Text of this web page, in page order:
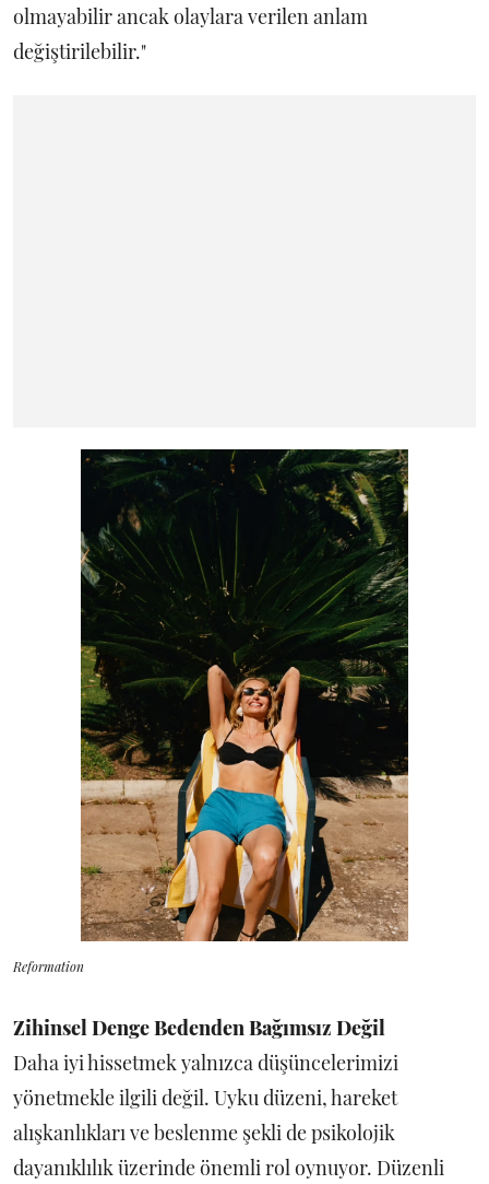
olmayabilir ancak olaylara verilen anlam
değiştirilebilir."
Reformation
Zihinsel Denge Bedenden Bağımsız Değil
Daha iyi hissetmek yalnızca düşüncelerimizi
yönetmekle ilgili değil. Uyku düzeni, hareket
alışkanlıkları ve beslenme şekli de psikolojik
dayanıklılık üzerinde önemli rol oynuyor. Düzenli